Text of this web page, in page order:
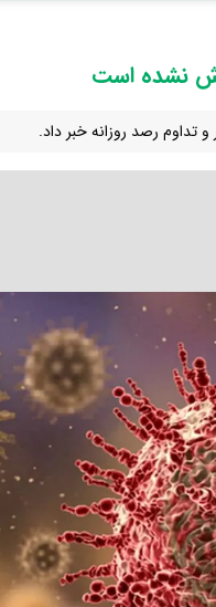
نشده است
تداوم رصد روزانه خبر داد.